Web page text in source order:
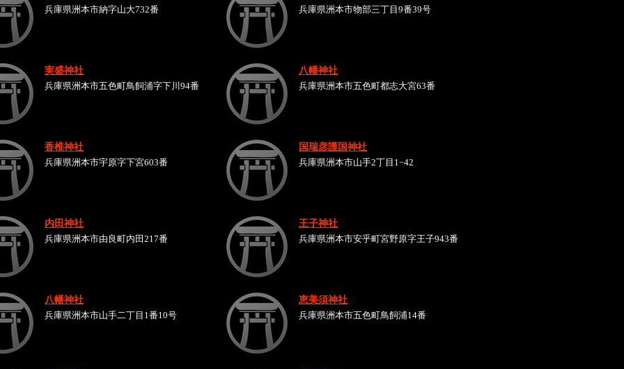
兵庫県洲本市納字山大732番 兵庫県洲本市物部三丁目9番39号
実盛神社
兵庫県洲本市五色町鳥飼浦字下川94番
八幡神社
兵庫県洲本市五色町都志大宮63番
香椎神社
兵庫県洲本市宇原字下宮603番
国瑞彦護国神社
兵庫県洲本市山手2丁目1−42
内田神社
兵庫県洲本市由良町内田217番
王子神社
兵庫県洲本市安乎町宮野原字王子943番
八幡神社
兵庫県洲本市山手二丁目1番10号
恵美須神社
兵庫県洲本市五色町鳥飼浦14番